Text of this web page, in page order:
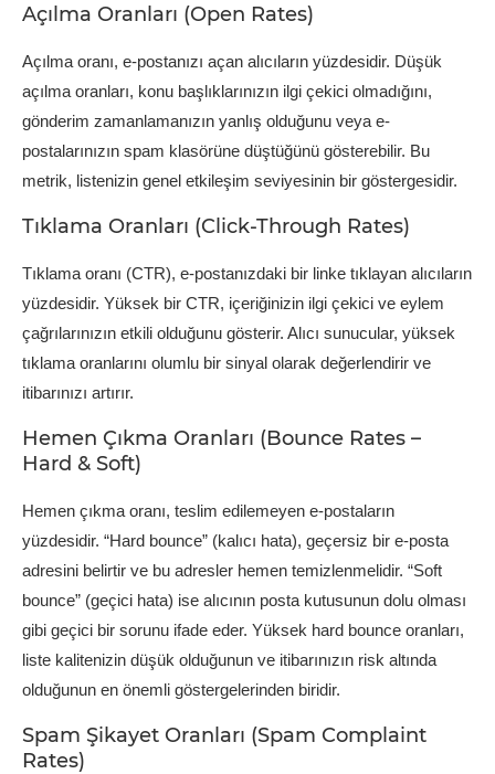
Açılma Oranları (Open Rates)
Açılma oranı, e-postanızı açan alıcıların yüzdesidir. Düşük
açılma oranları, konu başlıklarınızın ilgi çekici olmadığını,
gönderim zamanlamanızın yanlış olduğunu veya e-
postalarınızın spam klasörüne düştüğünü gösterebilir. Bu
metrik, listenizin genel etkileşim seviyesinin bir göstergesidir.
Tıklama Oranları (Click-Through Rates)
Tıklama oranı (CTR), e-postanızdaki bir linke tıklayan alıcıların
yüzdesidir. Yüksek bir CTR, içeriğinizin ilgi çekici ve eylem
çağrılarınızın etkili olduğunu gösterir. Alıcı sunucular, yüksek
tıklama oranlarını olumlu bir sinyal olarak değerlendirir ve
itibarınızı artırır.
Hemen Çıkma Oranları (Bounce Rates –
Hard & Soft)
Hemen çıkma oranı, teslim edilemeyen e-postaların
yüzdesidir. “Hard bounce” (kalıcı hata), geçersiz bir e-posta
adresini belirtir ve bu adresler hemen temizlenmelidir. “Soft
bounce” (geçici hata) ise alıcının posta kutusunun dolu olması
gibi geçici bir sorunu ifade eder. Yüksek hard bounce oranları,
liste kalitenizin düşük olduğunun ve itibarınızın risk altında
olduğunun en önemli göstergelerinden biridir.
Spam Şikayet Oranları (Spam Complaint
Rates)